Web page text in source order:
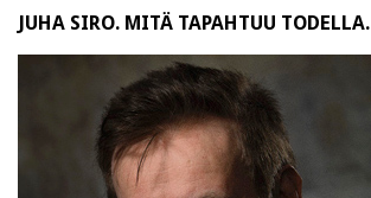
JUHA SIRO. MITÄ TAPAHTUU TODELLA.